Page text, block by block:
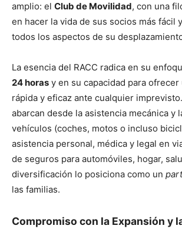
amplio: el Club de Movilidad, con una
en hacer la vida de sus socios más fácil
todos los aspectos de su
La esencia del RACC radica en su
24 horas y en su capacidad para
rápida y eficaz ante cualquier
abarcan desde la asistencia mecánica y
vehículos (coches, motos o incluso
asistencia personal, médica y legal en
de seguros para automóviles, hogar,
diversificación lo posiciona como un
las familias.
Compromiso con la Expansión y